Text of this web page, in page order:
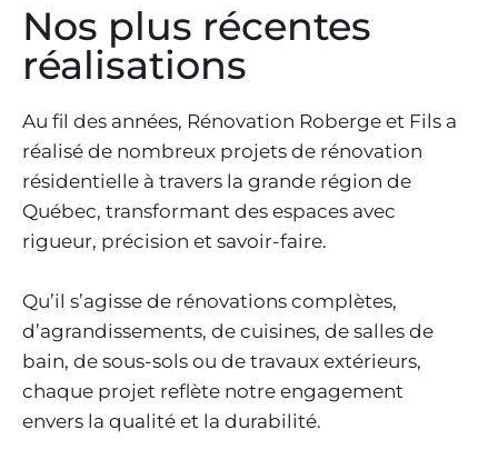
Nos plus récentes
réalisations
Au fil des années, Rénovation Roberge et Fils a
réalisé de nombreux projets de rénovation
résidentielle à travers la grande région de
Québec, transformant des espaces avec
rigueur, précision et savoir-faire.
Qu’il s’agisse de rénovations complètes,
d’agrandissements, de cuisines, de salles de
bain, de sous-sols ou de travaux extérieurs,
chaque projet reflète notre engagement
envers la qualité et la durabilité.